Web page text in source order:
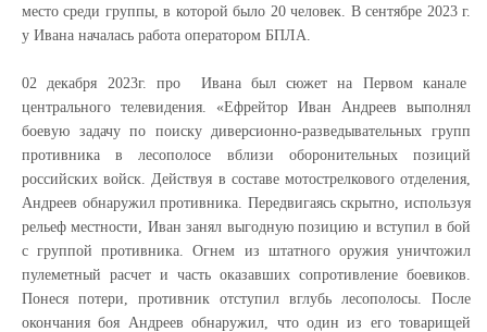
место среди группы, в которой было 20 человек. В сентябре 2023 г.
у Ивана началась работа оператором БПЛА.
02 декабря 2023г. про Ивана был сюжет на Первом канале
центрального телевидения. «Ефрейтор Иван Андреев выполнял
боевую задачу по поиску диверсионно-разведывательных групп
противника в лесополосе вблизи оборонительных позиций
российских войск. Действуя в составе мотострелкового отделения,
Андреев обнаружил противника. Передвигаясь скрытно, используя
рельеф местности, Иван занял выгодную позицию и вступил в бой
с группой противника. Огнем из штатного оружия уничтожил
пулеметный расчет и часть оказавших сопротивление боевиков.
Понеся потери, противник отступил вглубь лесополосы. После
окончания боя Андреев обнаружил, что один из его товарищей